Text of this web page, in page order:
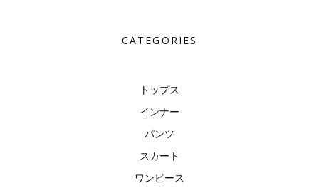
CATEGORIES
トップス
インナー
パンツ
スカート
ワンピース